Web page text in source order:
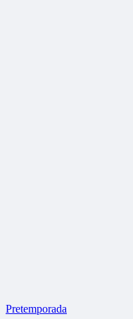
Pretemporada